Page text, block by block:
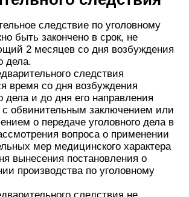
следствие по уголовному
быть закончено в срок, не
2 месяцев со дня возбуждения
дела.
следствия
время со дня возбуждения
дела и до дня его направления
с обвинительным заключением или
о передаче уголовного дела в
вопроса о применении
мер медицинского характера
вынесения постановления о
производства по уголовному